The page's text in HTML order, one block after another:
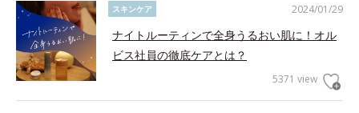
2024/01/29
スキンケア
ナイトルーティンで全身うるおい肌に！オル
ビス社員の徹底ケアとは？
5371 view